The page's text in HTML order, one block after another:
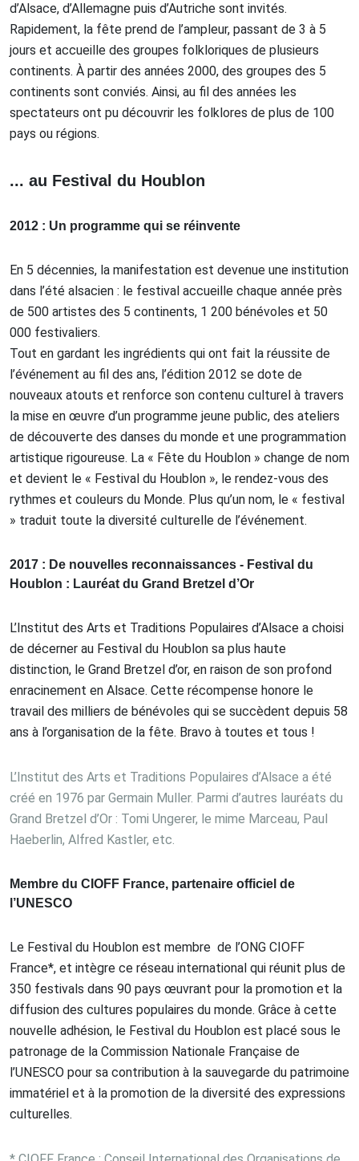
d’Alsace, d’Allemagne puis d’Autriche sont invités.
Rapidement, la fête prend de l’ampleur, passant de 3 à 5
jours et accueille des groupes folkloriques de plusieurs
continents. À partir des années 2000, des groupes des 5
continents sont conviés. Ainsi, au fil des années les
spectateurs ont pu découvrir les folklores de plus de 100
pays ou régions.
... au Festival du Houblon
2012 : Un programme qui se réinvente
En 5 décennies, la manifestation est devenue une institution
dans l’été alsacien : le festival accueille chaque année près
de 500 artistes des 5 continents, 1 200 bénévoles et 50
000 festivaliers.
Tout en gardant les ingrédients qui ont fait la réussite de
l’événement au fil des ans, l’édition 2012 se dote de
nouveaux atouts et renforce son contenu culturel à travers
la mise en œuvre d’un programme jeune public, des ateliers
de découverte des danses du monde et une programmation
artistique rigoureuse. La « Fête du Houblon » change de nom
et devient le « Festival du Houblon », le rendez-vous des
rythmes et couleurs du Monde. Plus qu’un nom, le « festival
» traduit toute la diversité culturelle de l’événement.
2017 : De nouvelles reconnaissances - Festival du
Houblon : Lauréat du Grand Bretzel d’Or
L’Institut des Arts et Traditions Populaires d’Alsace a choisi
de décerner au Festival du Houblon sa plus haute
distinction, le Grand Bretzel d’or, en raison de son profond
enracinement en Alsace. Cette récompense honore le
travail des milliers de bénévoles qui se succèdent depuis 58
ans à l’organisation de la fête. Bravo à toutes et tous !
L’Institut des Arts et Traditions Populaires d’Alsace a été
créé en 1976 par Germain Muller. Parmi d’autres lauréats du
Grand Bretzel d’Or : Tomi Ungerer, le mime Marceau, Paul
Haeberlin, Alfred Kastler, etc.
Membre du CIOFF France, partenaire officiel de
l’UNESCO
Le Festival du Houblon est membre de l’ONG CIOFF
France*, et intègre ce réseau international qui réunit plus de
350 festivals dans 90 pays œuvrant pour la promotion et la
diffusion des cultures populaires du monde. Grâce à cette
nouvelle adhésion, le Festival du Houblon est placé sous le
patronage de la Commission Nationale Française de
l’UNESCO pour sa contribution à la sauvegarde du patrimoine
immatériel et à la promotion de la diversité des expressions
culturelles.